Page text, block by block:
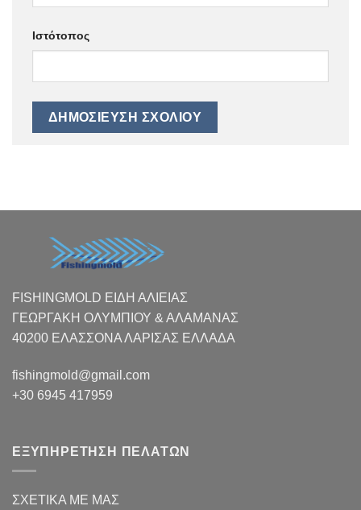
Ιστότοπος
FISHINGMOLD ΕΙΔΗ ΑΛΙΕΙΑΣ
ΓΕΩΡΓΑΚΗ ΟΛΥΜΠΙΟΥ & ΑΛΑΜΑΝΑΣ
40200 ΕΛΑΣΣΟΝΑ ΛΑΡΙΣΑΣ EΛΛΑΔΑ
fishingmold@gmail.com
+30 6945 417959
ΕΞΥΠΗΡΕΤΗΣΗ ΠΕΛΑΤΩΝ
ΣΧΕΤΙΚΑ ΜΕ ΜΑΣ